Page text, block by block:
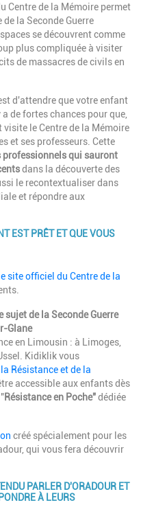
Centre de la Mémoire permet
la Seconde Guerre
se découvrent comme
plus compliquée à visiter
de massacres de civils en
d'attendre que votre enfant
de fortes chances pour que,
le Centre de la Mémoire
et ses professeurs. Cette
professionnels qui sauront
dans la découverte des
le recontextualiser dans
et répondre aux
EST PRÊT ET QUE VOUS
le site officiel du Centre de la
sujet de la Seconde Guerre
Glane
en Limousin : à Limoges,
Kidiklik vous
Résistance et de la
accessible aux enfants dès
Résistance en Poche"dédiée
créé spécialement pour les
qui vous fera découvrir
PARLER D'ORADOUR ET
À LEURS